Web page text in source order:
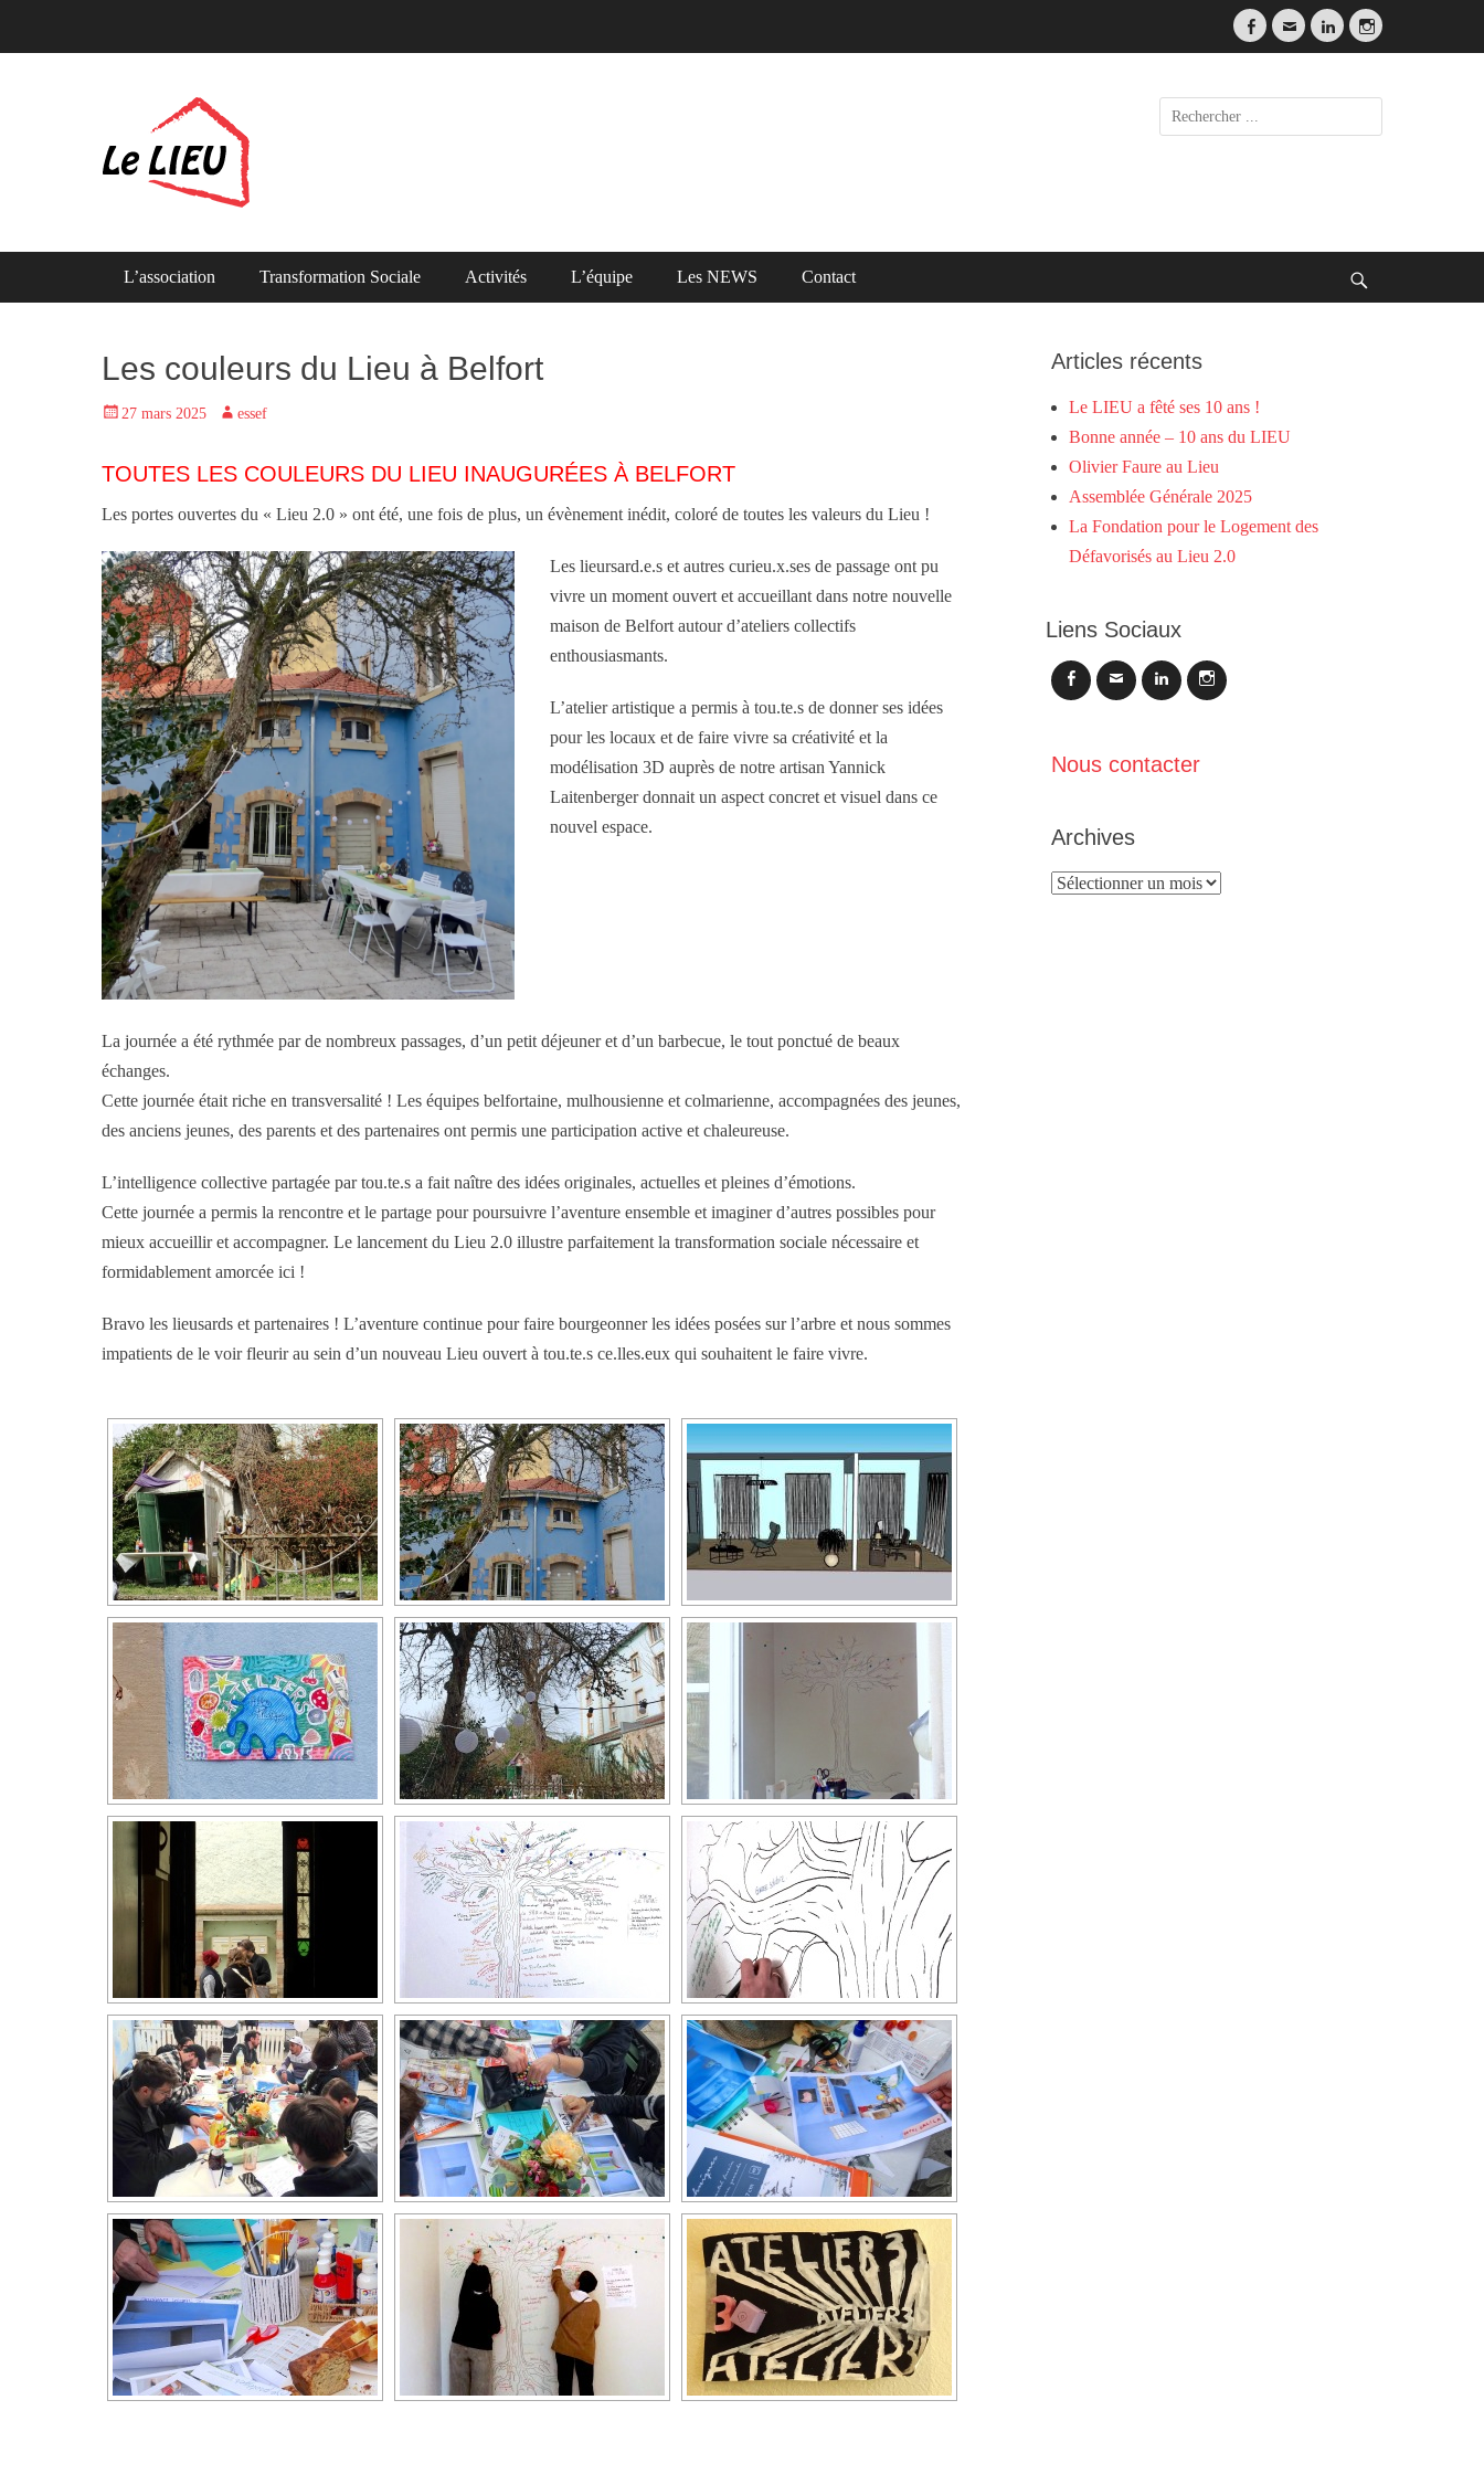
Facebook
EmailLinkedInInstagram
LE LIEU
Search
for:
Primary Menu
L’association Transformation Sociale Activités L’équipe Les NEWS Contact
Les couleurs du Lieu à Belfort
Posted27 mars 2025 Author
essef
TOUTES LES COULEURS DU LIEU INAUGURÉES À BELFORT
Les portes ouvertes du « Lieu 2.0 » ont été, une fois de plus, un évènement inédit, coloré de toutes les valeurs du Lieu !
Les lieursard.e.s et autres curieu.x.ses de passage ont pu
vivre un moment ouvert et accueillant dans notre nouvelle
maison de Belfort autour d’ateliers collectifs
enthousiasmants.
L’atelier artistique a permis à tou.te.s de donner ses idées
pour les locaux et de faire vivre sa créativité et la
modélisation 3D auprès de notre artisan Yannick
Laitenberger donnait un aspect concret et visuel dans ce
nouvel espace.
La journée a été rythmée par de nombreux passages, d’un petit déjeuner et d’un barbecue, le tout ponctué de beaux
échanges.
Cette journée était riche en transversalité ! Les équipes belfortaine, mulhousienne et colmarienne, accompagnées des jeunes,
des anciens jeunes, des parents et des partenaires ont permis une participation active et chaleureuse.
L’intelligence collective partagée par tou.te.s a fait naître des idées originales, actuelles et pleines d’émotions.
Cette journée a permis la rencontre et le partage pour poursuivre l’aventure ensemble et imaginer d’autres possibles pour
mieux accueillir et accompagner. Le lancement du Lieu 2.0 illustre parfaitement la transformation sociale nécessaire et
formidablement amorcée ici !
Bravo les lieusards et partenaires ! L’aventure continue pour faire bourgeonner les idées posées sur l’arbre et nous sommes
impatients de le voir fleurir au sein d’un nouveau Lieu ouvert à tou.te.s ce.lles.eux qui souhaitent le faire vivre.
Articles récents
Le LIEU a fêté ses 10 ans !
Bonne année – 10 ans du LIEU
Olivier Faure au Lieu
Assemblée Générale 2025
La Fondation pour le Logement des
Défavorisés au Lieu 2.0
Liens Sociaux
FacebookEmail LinkedInInstagram
Nous contacter
Archives
Archives